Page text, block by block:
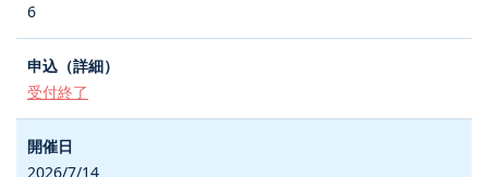
6
受付終了
2026/7/14